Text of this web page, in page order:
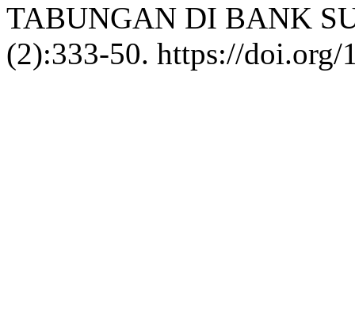
TABUNGAN DI BANK
(2):333-50. https://